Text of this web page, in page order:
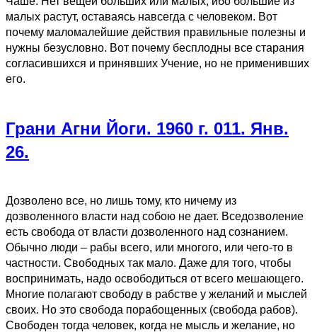
малых растут, оставаясь навсегда с человеком. Вот
почему маломалейшие действия правильные полезны и
нужны безусловно. Вот почему бесплодны все старания
согласившихся и принявших Учение, но не применивших
его.
Грани Агни Йоги. 1960 г. 011. Янв.
26.
Дозволено все, но лишь тому, кто ничему из
дозволенного власти над собою не дает. Вседозволение
есть свобода от власти дозволенного над сознанием.
Обычно люди – рабы всего, или многого, или чего-то в
частности. Свободных так мало. Даже для того, чтобы
воспринимать, надо освободиться от всего мешающего.
Многие полагают свободу в рабстве у желаний и мыслей
своих. Но это свобода порабощенных (свобода рабов).
Свободен тогда человек, когда не мысль и желание, но